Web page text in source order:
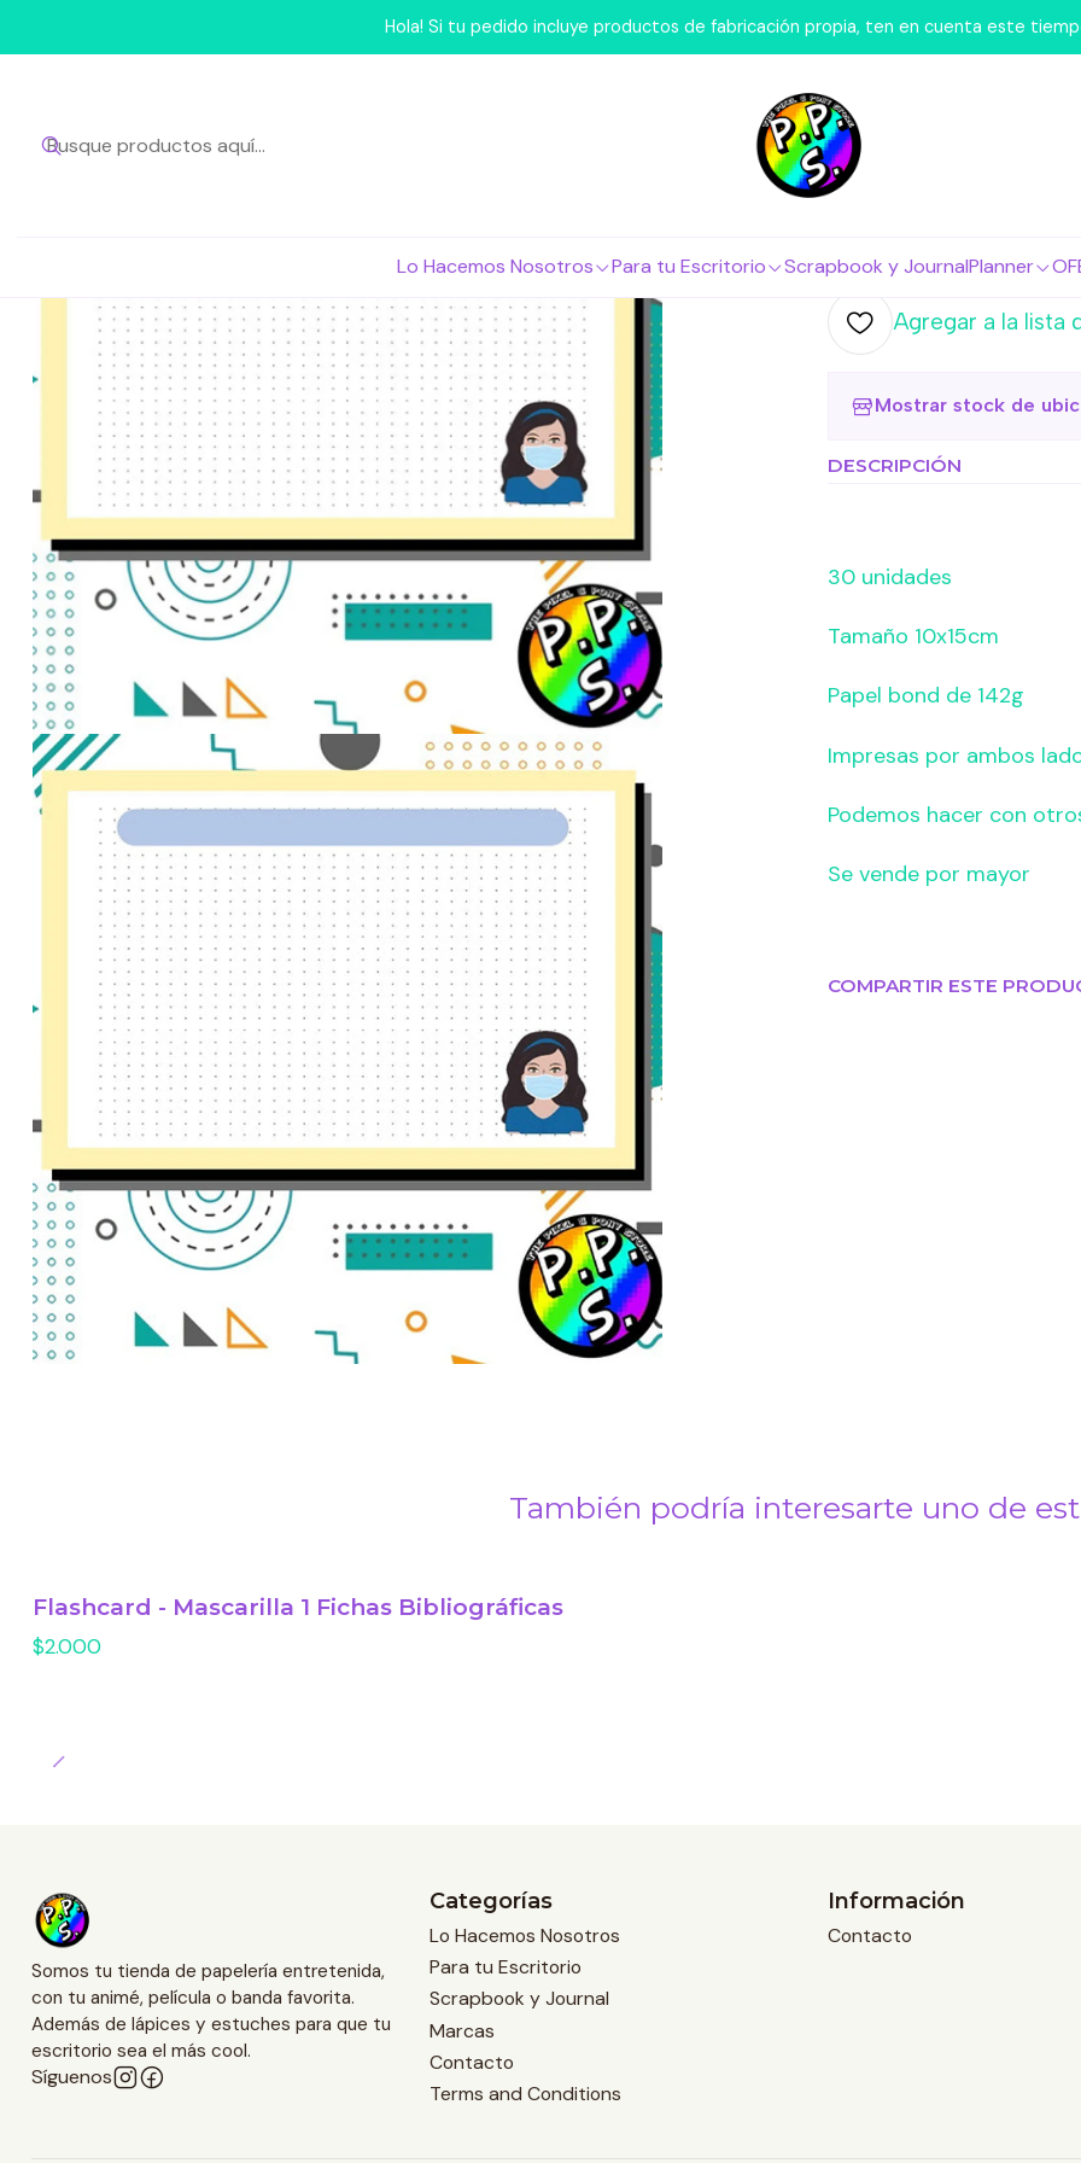
Lo Hacemos Nosotros Para tu Escritorio Scrapbook y JournalPlanner
Hola! Si tu pedido incluye productos de fabricación propia, ten en cuenta este
Inicio Lo Hacemos Nosotros FlashCards Flashcard - Mascarilla 2
|
Flashcard -
Cantidad
Agregar a la lista
Mostrar stock de
DESCRIPCIÓN
30 unidades
Tamaño 10x15cm
Papel bond de 142g
Impresas por ambos
Podemos hacer con
Se vende por mayor
COMPARTIR ESTE
También podría interesarte uno de
Flashcard - Mascarilla 1 Fichas Bibliográficas
$2.000
Somos tu tienda de papelería entretenida,
con tu animé, película o banda favorita.
Además de lápices y estuches para que tu
escritorio sea el más cool.
Síguenos
Categorías
Lo Hacemos Nosotros
Para tu Escritorio
Scrapbook y Journal
Marcas
Contacto
Terms and Conditions
Información
Contacto